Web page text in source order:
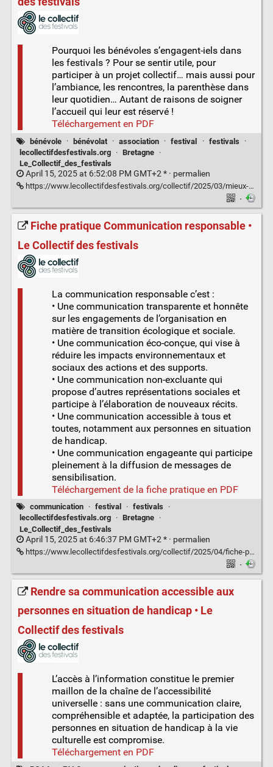
Pourquoi les bénévoles s’engagent-iels dans
les festivals ? Pour se sentir utile, pour
participer à un projet collectif… mais aussi pour
l’ambiance, les rencontres, la parenthèse dans
leur quotidien… Autant de raisons de soigner
l’accueil qui leur est réservé !
Téléchargement en PDF
bénévole · bénévolat · association · festival · festivals
·
lecollectifdesfestivals.org
· Bretagne
·
Le_Collectif_des_festivals
April 15, 2025 at 6:52:08 PM GMT+2 * · permalien
https://www.lecollectifdesfestivals.org/collectif/2025/03/mieux-accueillir-les-benevoles/
·
Fiche pratique Communication responsable •
Le Collectif des festivals
La communication responsable c’est :
• Une communication transparente et honnête
sur les engagements de l’organisation en
matière de transition écologique et sociale.
• Une communication éco-conçue, qui vise à
réduire les impacts environnementaux et
sociaux des actions et des supports.
• Une communication non-excluante qui
propose d’autres représentations sociales et
participe à l’élaboration de nouveaux récits.
• Une communication accessible à tous et
toutes, notamment aux personnes en situation
de handicap.
• Une communication engageante qui participe
pleinement à la diffusion de messages de
sensibilisation.
Téléchargement de la fiche pratique en PDF
communication · festival · festivals
·
lecollectifdesfestivals.org
· Bretagne
·
Le_Collectif_des_festivals
April 15, 2025 at 6:46:37 PM GMT+2 * · permalien
https://www.lecollectifdesfestivals.org/collectif/2025/04/fiche-pratique-communication-responsable/
·
Rendre sa communication accessible aux
personnes en situation de handicap • Le
Collectif des festivals
L’accès à l’information constitue le premier
maillon de la chaîne de l’accessibilité
universelle : sans une communication claire,
compréhensible et adaptée, la participation des
personnes en situation de handicap à la vie
culturelle est compromise.
Téléchargement en PDF